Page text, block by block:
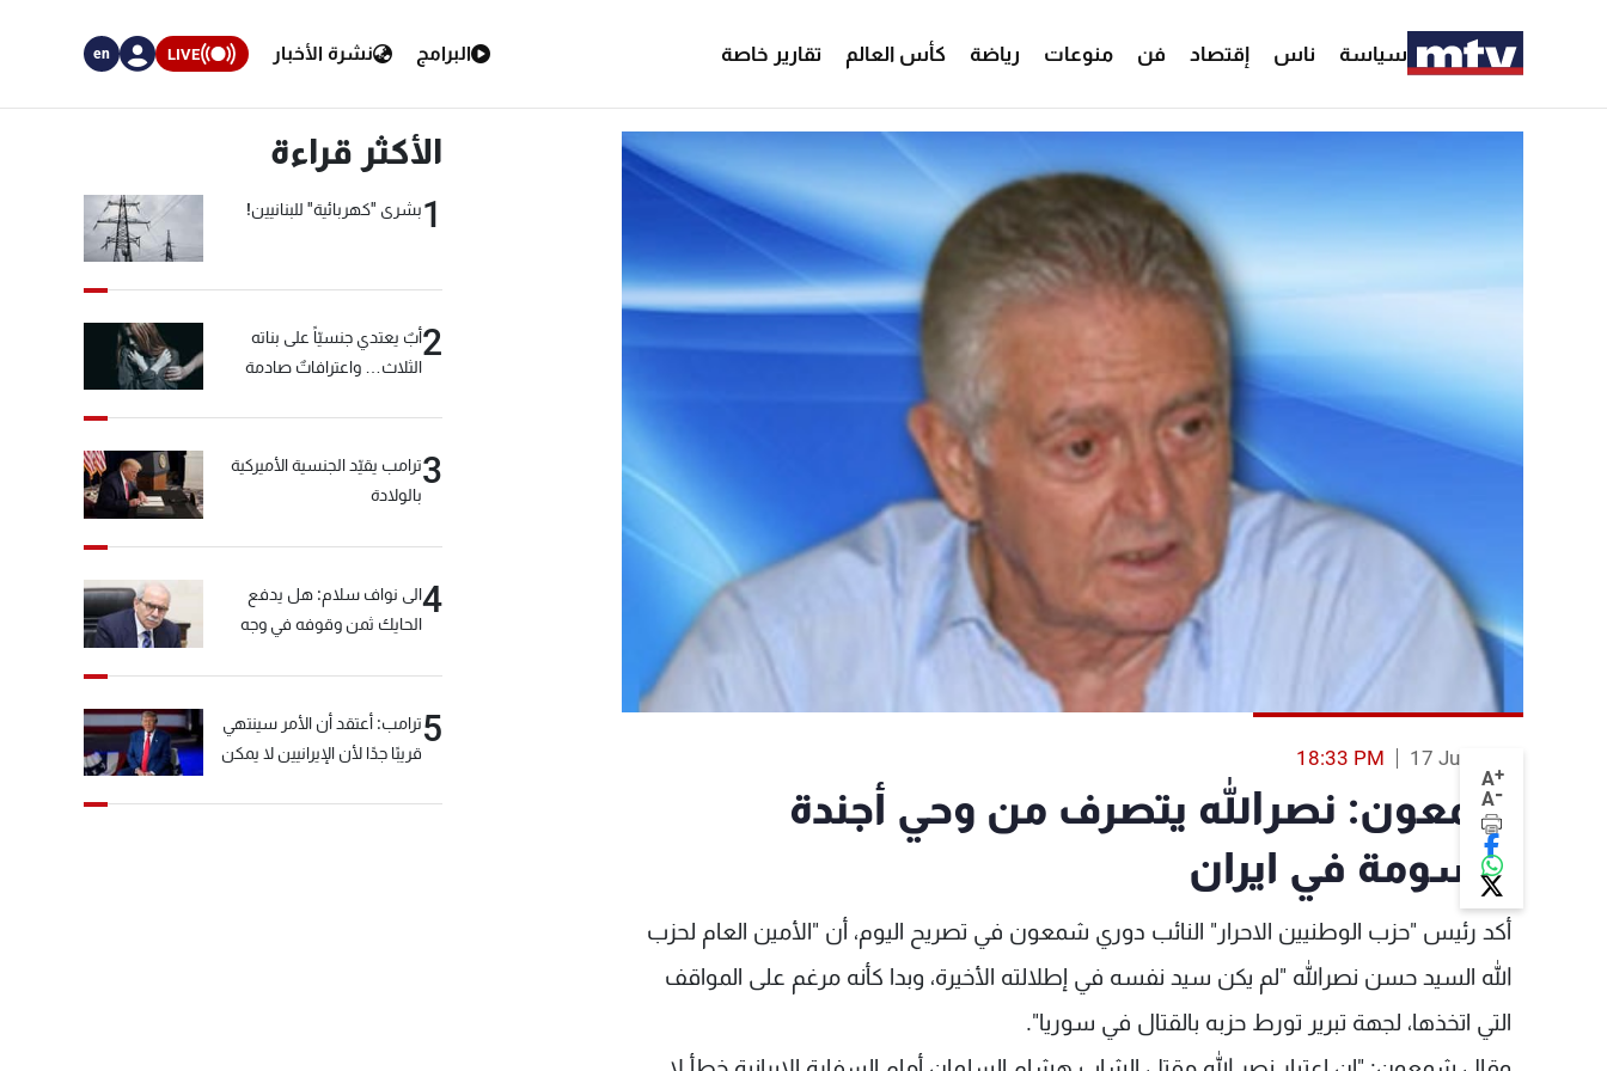
سياسة ناس إقتصاد فن منوعات رياضة كأس العالم تقارير خاصة البرامج نشرة الأخبار LIVE
en
A+
A-
17 Jun 2013
18:33 PM
شمعون: نصرالله يتصرف من وحي أجندة
مرسومة في ايران
أكد رئيس "حزب الوطنيين الاحرار" النائب دوري شمعون في تصريح اليوم، أن "الأمين العام لحزب
الله السيد حسن نصرالله "لم يكن سيد نفسه في إطلالته الأخيرة، وبدا كأنه مرغم على المواقف
التي اتخذها، لجهة تبرير تورط حزبه بالقتال في سوريا".
الأكثر قراءة
1بشرى "كهربائية" للبنانيين!
2أبٌ يعتدي جنسيّاً على بناته
الثلاث… واعترافاتٌ صادمة
3ترامب يقيّد الجنسية الأميركية
بالولادة
4الى نواف سلام: هل يدفع
الحايك ثمن وقوفه في وجه
5ترامب: أعتقد أن الأمر سينتهي
قريبًا جدًا لأن الإيرانيين لا يمكن